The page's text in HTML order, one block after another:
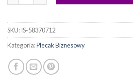
SKU:IS-58370712
Kategoria:Plecak Biznesowy